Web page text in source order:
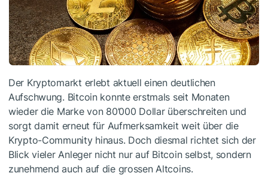
Der Kryptomarkt erlebt aktuell einen deutlichen
Aufschwung. Bitcoin konnte erstmals seit Monaten
wieder die Marke von 80’000 Dollar überschreiten und
sorgt damit erneut für Aufmerksamkeit weit über die
Krypto-Community hinaus. Doch diesmal richtet sich der
Blick vieler Anleger nicht nur auf Bitcoin selbst, sondern
zunehmend auch auf die grossen Altcoins.